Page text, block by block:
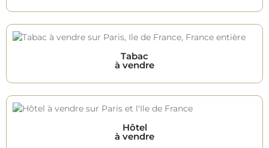
Tabac
à vendre
Hôtel
à vendre